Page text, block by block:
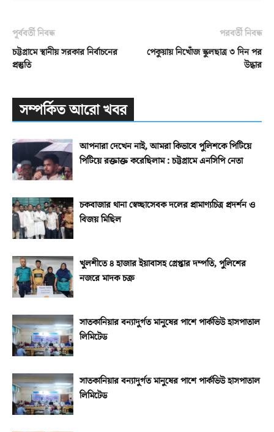
পূর্ববর্তী নিবন্ধ
চট্টগ্রামে স্থানীয় সরকার নির্বাচনের
প্রস্তুতি
পরবর্তী নিবন্ধ
পেকুয়ায় নিখোঁজ স্কুলছাত্র ৩ দিন পর
উদ্ধার
সম্পর্কিত আরো খবর
আপনারা দেখেন নাই, আমরা কিভাবে পুলিশকে পিটিয়ে
পিটিয়ে রক্তাক্ত করেছিলাম : চট্টগ্রামে এনসিপি নেতা
চকবাজার থানা স্বেচ্ছাসেবক দলের প্রামাণ্যচিত্র প্রদর্শন ও
বিজয় মিছিল
খুলশীতে ৪ হাজার ইয়াবাসহ গ্রেপ্তার দম্পতি, পুলিশের
নজরে মাদক চক্র
সাতকানিয়ার বন্যাদুর্গত মানুষের পাশে পার্কভিউ হাসপাতাল
লিমিটেড
সাতকানিয়ার বন্যাদুর্গত মানুষের পাশে পার্কভিউ হাসপাতাল
লিমিটেড